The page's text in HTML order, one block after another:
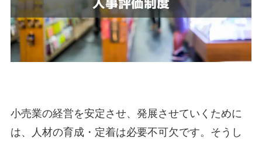
小売業の経営を安定させ、発展させていくために
は、人材の育成・定着は必要不可欠です。そうし